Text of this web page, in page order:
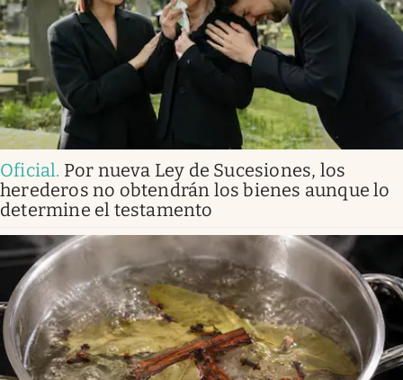
Oficial. Por nueva Ley de Sucesiones, los
herederos no obtendrán los bienes aunque lo
determine el testamento